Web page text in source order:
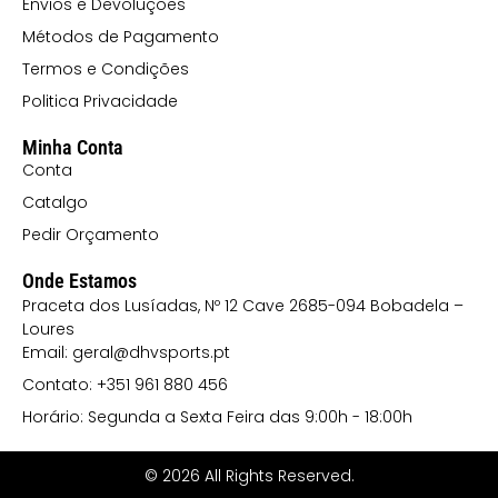
120 CORAL
121 LILÁS
132 ROSA
152 VERDE
EMPREENDIMENTO
168
VERMELHO
PÁLIDO
169
VERMELHO
CEREJA
170 AZUL
TEMPESTADE
Envios e Devoluções
Métodos de Pagamento
Termos e Condições
Politica Privacidade
Minha Conta
Conta
Catalgo
Pedir Orçamento
Onde Estamos
Praceta dos Lusíadas, Nº 12 Cave 2685-094 Bobadela –
Loures
Email: geral@dhvsports.pt
Contato: +351 961 880 456
Horário: Segunda a Sexta Feira das 9:00h - 18:00h
© 2026 All Rights Reserved.